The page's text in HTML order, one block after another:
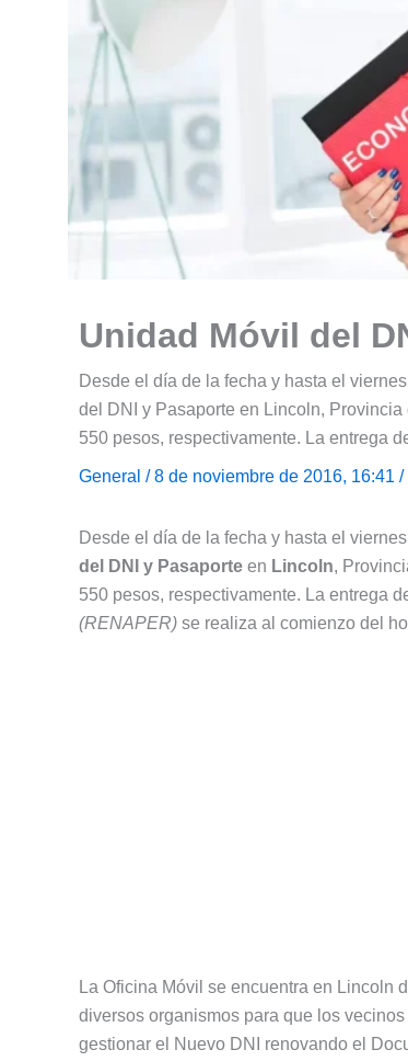
Unidad Móvil del
Desde el día de la fecha y hasta el
del DNI y Pasaporte en Lincoln,
550 pesos, respectivamente. La entrega
General / 8 de noviembre de 2016, 16:41 /
Desde el día de la fecha y hasta el
del DNI y Pasaporte en Lincoln,
550 pesos, respectivamente. La entrega
(RENAPER) se realiza al comienzo del
La Oficina Móvil se encuentra en Lincoln
diversos organismos para que los
gestionar el Nuevo DNI renovando el